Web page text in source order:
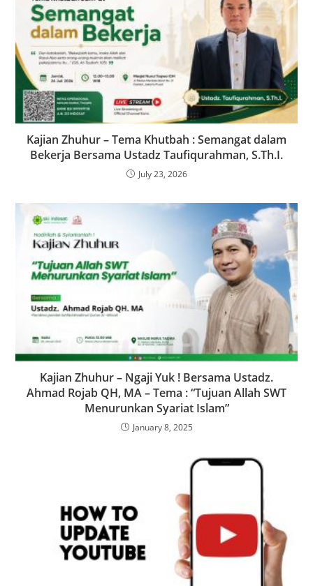
Kajian Zhuhur – Tema Khutbah : Semangat dalam
Bekerja Bersama Ustadz Taufiqurahman, S.Th.I.
July 23, 2026
Kajian Zhuhur – Ngaji Yuk ! Bersama Ustadz.
Ahmad Rojab QH, MA – Tema : “Tujuan Allah SWT
Menurunkan Syariat Islam”
January 8, 2025